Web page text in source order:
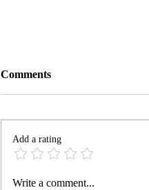
FSHATI RRAFSHAK
Comments
Add a rating
Write a comment...